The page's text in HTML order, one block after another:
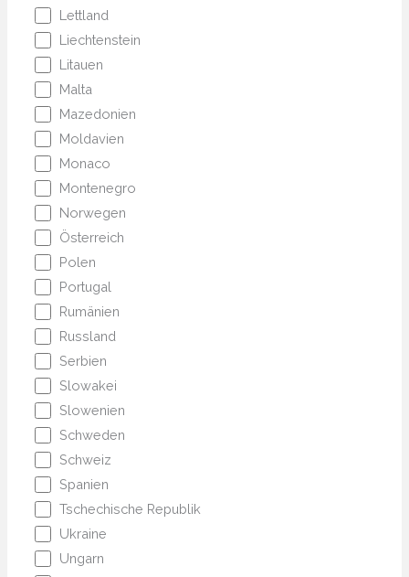
Lettland
Liechtenstein
Litauen
Malta
Mazedonien
Moldavien
Monaco
Montenegro
Norwegen
Österreich
Polen
Portugal
Rumänien
Russland
Serbien
Slowakei
Slowenien
Schweden
Schweiz
Spanien
Tschechische Republik
Ukraine
Ungarn